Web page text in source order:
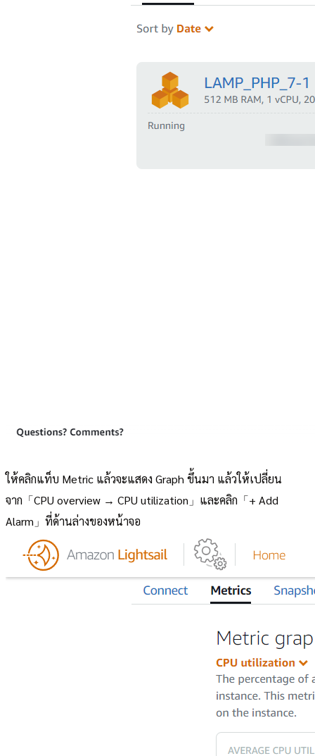
ให้คลิกแท็บ Metric แล้วจะแสดง Graph ขึ้นมา แล้วให้เปลี่ยน
จาก「CPU overview → CPU utilization」และคลิก「+ Add
Alarm」ที่ด้านล่างของหน้าจอ